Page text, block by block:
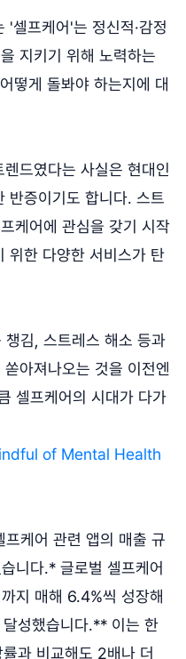
'셀프케어'는 정신적·감정
지키기 위해 노력하는
떻게 돌봐야 하는지에 대
드였다는 사실은 현대인
반증이기도 합니다. 스트
케어에 관심을 갖기 시작
위한 다양한 서비스가 탄
김, 스트레스 해소 등과
아져나오는 것을 이전엔
셀프케어의 시대가 다가
of Mental Health
케어 관련 앱의 매출 규
니다.* 글로벌 셀프케어
지 매해 6.4%씩 성장해
성했습니다.** 이는 한
과 비교해도 2배나 더